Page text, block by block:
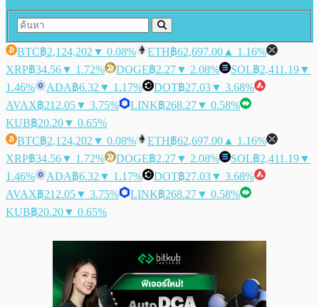
BTC฿2,124,202 ▼ 0.08% ETH฿62,697.00 ▲ 1.16%
XRP฿34.56▼ 1.72% DOGE฿2.27▼ 2.08% SOL฿2,411.19▼
1.46%
ADA฿6.32 ▼ 1.17% DOT฿27.03▼ 3.68%
AVAX฿212.05▼ 3.75% LINK฿268.27▼ 0.58%
KUB฿20.20▼ 0.65%
BTC฿2,124,202 ▼ 0.08% ETH฿62,697.00 ▲ 1.16%
XRP฿34.56▼ 1.72% DOGE฿2.27▼ 2.08% SOL฿2,411.19▼
1.46%
ADA฿6.32 ▼ 1.17% DOT฿27.03▼ 3.68%
AVAX฿212.05▼ 3.75% LINK฿268.27▼ 0.58%
KUB฿20.20▼ 0.65%